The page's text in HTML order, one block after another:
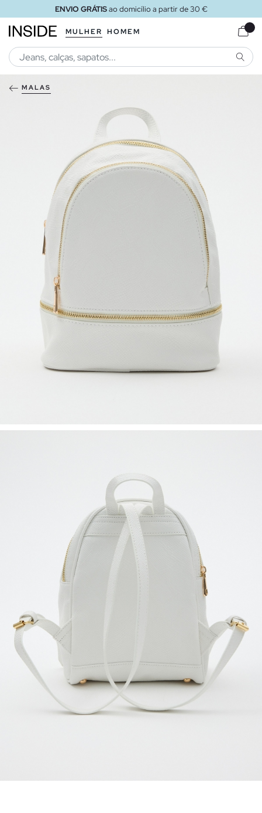
ENVIO GRÁTISao domicílio a partir de 30 €
MULHER HOMEM
MALAS